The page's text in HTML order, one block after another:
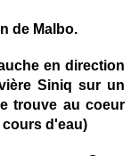
de Malbo.
en direction
Siniq sur un
trouve au coeur
cours d'eau)